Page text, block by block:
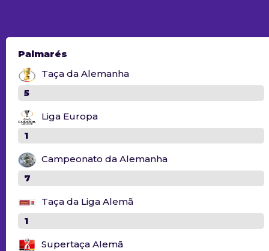
Palmarés
Taça da Alemanha
5
Liga Europa
1
Campeonato da Alemanha
7
Taça da Liga Alemã
1
Supertaça Alemã